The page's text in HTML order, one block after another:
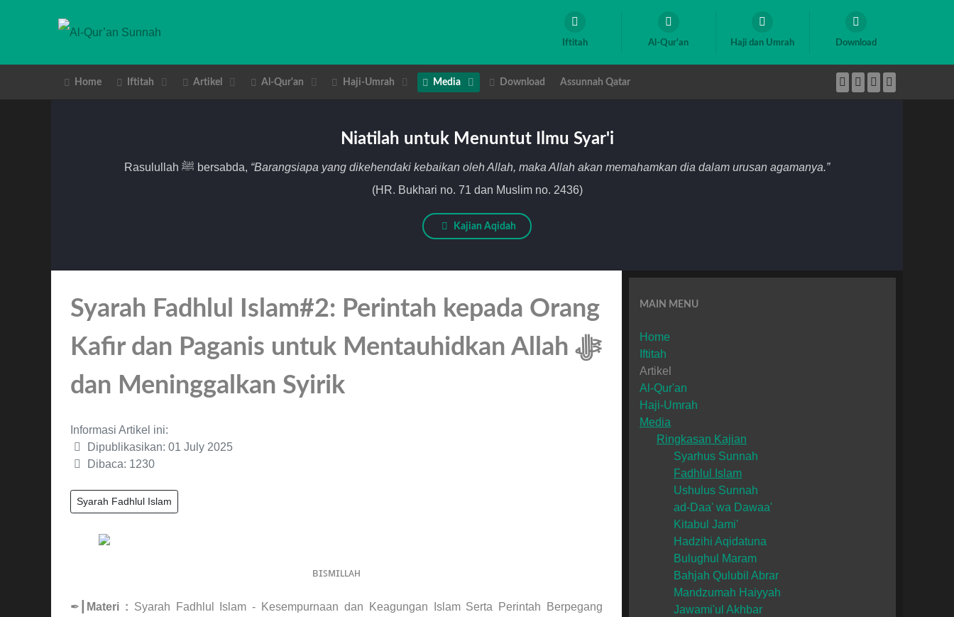
Iftitah Al-Qur'an Haji dan Umrah Download
Home Iftitah Artikel Al-Qur'an Haji-Umrah Media Download Assunnah Qatar
Niatilah untuk Menuntut Ilmu Syar'i
Rasulullah ﷺ bersabda, “Barangsiapa yang dikehendaki kebaikan oleh Allah, maka Allah akan memahamkan dia dalam urusan agamanya.”
(HR. Bukhari no. 71 dan Muslim no. 2436)
Kajian Aqidah
Syarah Fadhlul Islam#2: Perintah kepada Orang
Kafir dan Paganis untuk Mentauhidkan Allah ﷻ
dan Meninggalkan Syirik
Informasi Artikel ini:
Dipublikasikan: 01 July 2025
Dibaca: 1230
Syarah Fadhlul Islam
ʙɪꜱᴍɪʟʟᴀʜ
✒┃ Materi : Syarah Fadhlul Islam - Kesempurnaan dan Keagungan Islam Serta Perintah Berpegang
MAIN MENU
Home
Iftitah
Artikel
Al-Qur'an
Haji-Umrah
Media
Ringkasan Kajian
Syarhus Sunnah
Fadhlul Islam
Ushulus Sunnah
ad-Daa' wa Dawaa'
Kitabul Jami'
Hadzihi Aqidatuna
Bulughul Maram
Bahjah Qulubil Abrar
Mandzumah Haiyyah
Jawami'ul Akhbar